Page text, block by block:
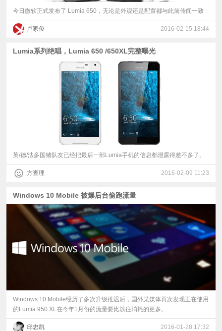
今日微软正式发布了 Lumia 650，无论是外观还是配置都与此前传闻一致
卢家俊 2016-02-15 18:44
Lumia系列绝唱，Lumia 650 /650XL完整曝光
英/德/法多国猪队友已经把最后一部Lumia手机的信息都泄露得差不多了。
方查理 2016-02-09 11:23
Windows 10 Mobile 被爆后台偷跑流量
Windows 10 Mobile经历了多次升级推迟后，国外某媒体再次发现正在使用
的Lumia 950 XL在今年1月份的流量要比以往消耗的更多。
邱忠凯 2016-01-28 17:32